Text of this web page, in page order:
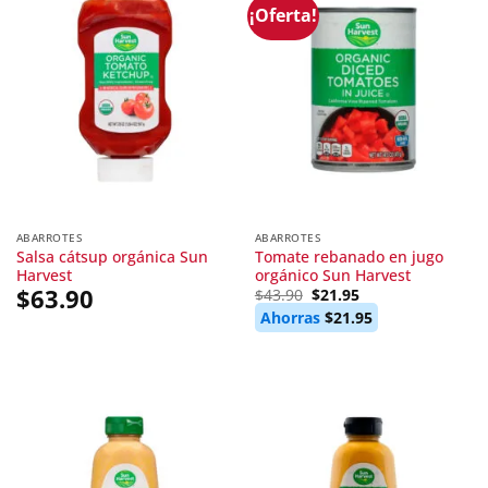
ABARROTES
Salsa cátsup orgánica Sun
Harvest
$63.90
¡Oferta!
ABARROTES
Tomate rebanado en jugo
orgánico Sun Harvest
$43.90 Original
price
was:
$43.90.
$21.95Current
price
is:
$21.95.
Ahorras $21.95